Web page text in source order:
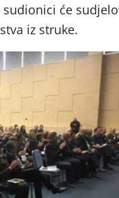
će
iz struke.